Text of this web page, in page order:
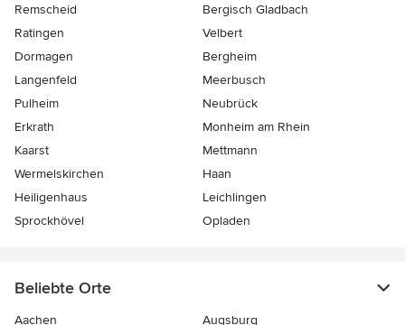
Remscheid
Bergisch Gladbach
Ratingen
Velbert
Dormagen
Bergheim
Langenfeld
Meerbusch
Pulheim
Neubrück
Erkrath
Monheim am Rhein
Kaarst
Mettmann
Wermelskirchen
Haan
Heiligenhaus
Leichlingen
Sprockhövel
Opladen
Beliebte Orte
Aachen
Augsburg